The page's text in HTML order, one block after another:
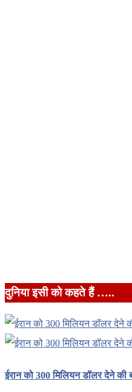
दुनिया इसी को कहते हैं …..
ईरान को 300 मिलियन डॉलर देने